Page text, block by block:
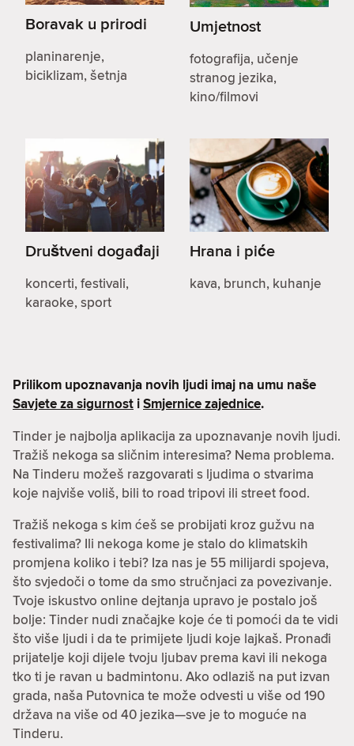
Boravak u prirodi
planinarenje,
biciklizam, šetnja
Umjetnost
fotografija, učenje
stranog jezika,
kino/filmovi
Društveni događaji
koncerti, festivali,
karaoke, sport
Hrana i piće
kava, brunch, kuhanje
Prilikom upoznavanja novih ljudi imaj na umu naše
Savjete za sigurnost iSmjernice zajednice.
Tinder je najbolja aplikacija za upoznavanje novih ljudi.
Tražiš nekoga sa sličnim interesima? Nema problema.
Na Tinderu možeš razgovarati s ljudima o stvarima
koje najviše voliš, bili to road tripovi ili street food.
Tražiš nekoga s kim ćeš se probijati kroz gužvu na
festivalima? Ili nekoga kome je stalo do klimatskih
promjena koliko i tebi? Iza nas je 55 milijardi spojeva,
što svjedoči o tome da smo stručnjaci za povezivanje.
Tvoje iskustvo online dejtanja upravo je postalo još
bolje: Tinder nudi značajke koje će ti pomoći da te vidi
što više ljudi i da te primijete ljudi koje lajkaš. Pronađi
prijatelje koji dijele tvoju ljubav prema kavi ili nekoga
tko ti je ravan u badmintonu. Ako odlaziš na put izvan
grada, naša Putovnica te može odvesti u više od 190
država na više od 40 jezika—sve je to moguće na
Tinderu.